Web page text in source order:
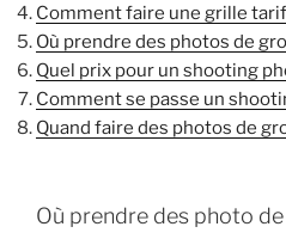
Comment faire une grille
Où prendre des photos de
Quel prix pour un shooting
Comment se passe un
Quand faire des photos de
Où prendre des photo